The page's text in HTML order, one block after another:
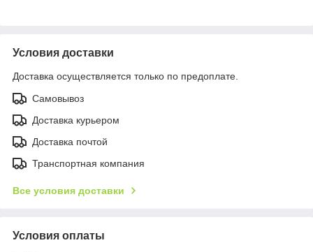
Условия доставки
Доставка осуществляется только по предоплате.
Самовывоз
Доставка курьером
Доставка почтой
Транспортная компания
Все условия доставки
Условия оплаты